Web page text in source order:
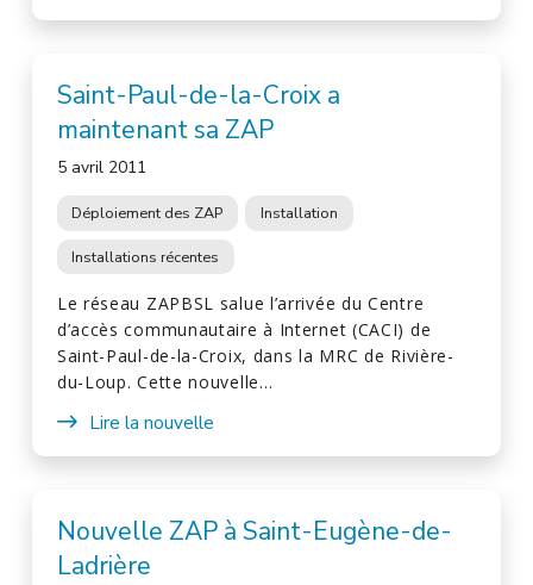
Saint-Paul-de-la-Croix a
maintenant sa ZAP
5 avril 2011
Déploiement des ZAP Installation
Installations récentes
Le réseau ZAPBSL salue l’arrivée du Centre
d’accès communautaire à Internet (CACI) de
Saint-Paul-de-la-Croix, dans la MRC de Rivière-
du-Loup. Cette nouvelle…
Lire la nouvelle
Nouvelle ZAP à Saint-Eugène-de-
Ladrière